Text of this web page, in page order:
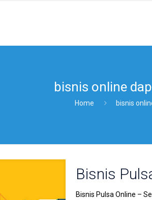
bisnis online
Home bisnis
Bisnis
Bisnis Pulsa Online –